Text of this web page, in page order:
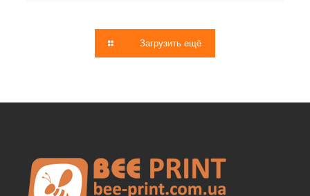
Загрузить ещё